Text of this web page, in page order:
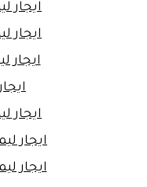
ايجار
ايجار
ايجار
ايجار
ايجار
ايجار